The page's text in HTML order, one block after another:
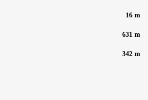
16 m
631 m
342 m